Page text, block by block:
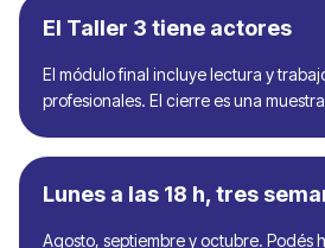
El Taller 3 tiene actores
El módulo final incluye lectura y
profesionales. El cierre es una
Lunes a las 18 h, tres
Agosto, septiembre y octubre. Podés